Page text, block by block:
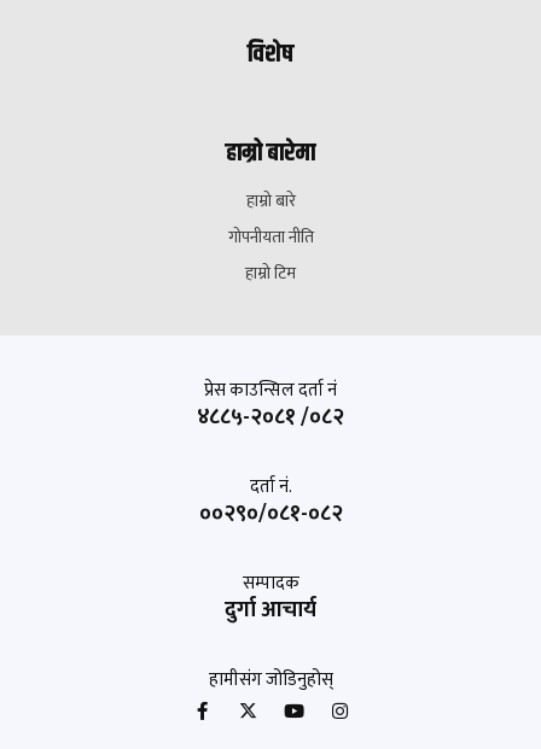
विशेष
हाम्रो बारेमा
हाम्रो बारे
गोपनीयता नीति
हाम्रो टिम
प्रेस काउन्सिल दर्ता नं
४८८५-२०८१ /०८२
दर्ता नं.
००२९०/०८१-०८२
सम्पादक
दुर्गा आचार्य
हामीसंग जोडिनुहोस्